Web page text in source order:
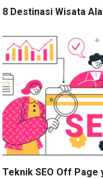
8 Destinasi Wisata
Teknik SEO Off